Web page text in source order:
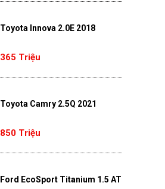
Toyota Innova 2.0E 2018
365 Triệu
Toyota Camry 2.5Q 2021
850 Triệu
Ford EcoSport Titanium 1.5 AT